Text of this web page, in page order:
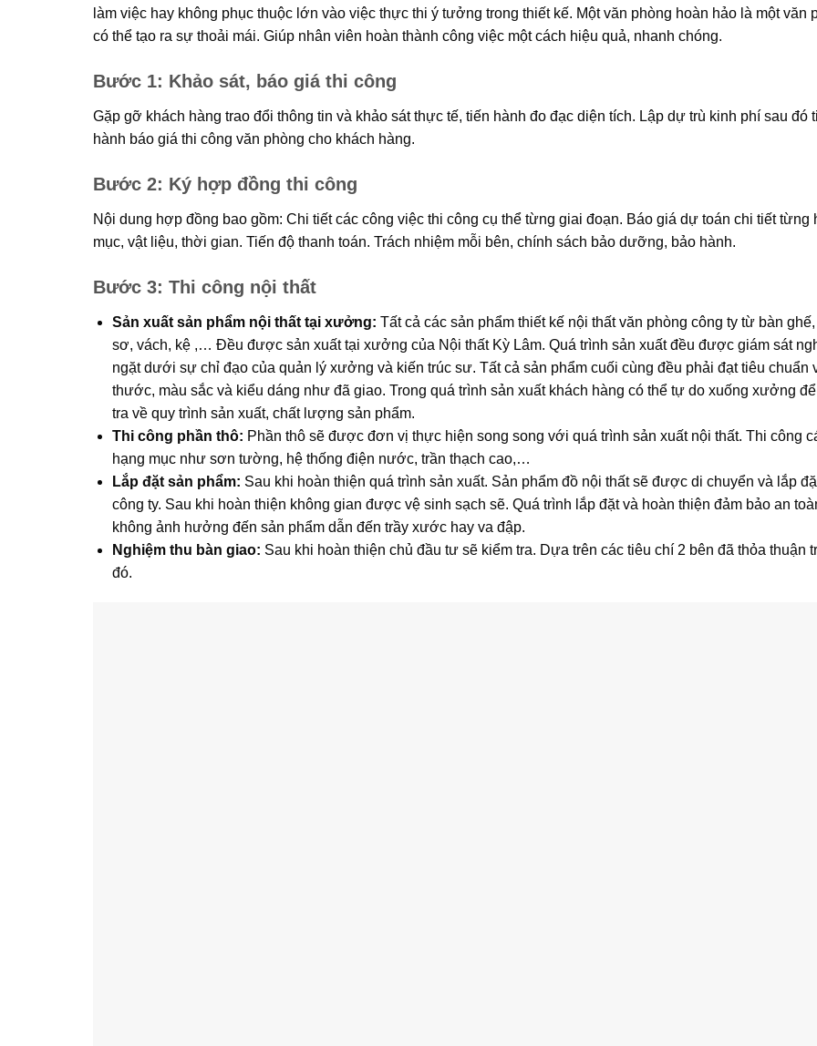
làm việc hay không phục thuộc lớn vào việc thực thi ý tưởng trong thiết kế. Một văn phòng hoàn hảo là một văn
có thể tạo ra sự thoải mái. Giúp nhân viên hoàn thành công việc một cách hiệu quả, nhanh chóng.
Bước 1: Khảo sát, báo giá thi công
Gặp gỡ khách hàng trao đổi thông tin và khảo sát thực tế, tiến hành đo đạc diện tích. Lập dự trù kinh phí sau đó
hành báo giá thi công văn phòng cho khách hàng.
Bước 2: Ký hợp đồng thi công
Nội dung hợp đồng bao gồm: Chi tiết các công việc thi công cụ thể từng giai đoạn. Báo giá dự toán chi tiết từng
mục, vật liệu, thời gian. Tiến độ thanh toán. Trách nhiệm mỗi bên, chính sách bảo dưỡng, bảo hành.
Bước 3: Thi công nội thất
Sản xuất sản phẩm nội thất tại xưởng: Tất cả các sản phẩm thiết kế nội thất văn phòng công ty từ bàn
sơ, vách, kệ ,… Đều được sản xuất tại xưởng của Nội thất Kỳ Lâm. Quá trình sản xuất đều được giám sát
ngặt dưới sự chỉ đạo của quản lý xưởng và kiến trúc sư. Tất cả sản phẩm cuối cùng đều phải đạt tiêu chuẩn
thước, màu sắc và kiểu dáng như đã giao. Trong quá trình sản xuất khách hàng có thể tự do xuống xưởng
tra về quy trình sản xuất, chất lượng sản phẩm.
Thi công phần thô: Phần thô sẽ được đơn vị thực hiện song song với quá trình sản xuất nội thất. Thi công
hạng mục như sơn tường, hệ thống điện nước, trần thạch cao,…
Lắp đặt sản phẩm: Sau khi hoàn thiện quá trình sản xuất. Sản phẩm đồ nội thất sẽ được di chuyển và lắp
công ty. Sau khi hoàn thiện không gian được vệ sinh sạch sẽ. Quá trình lắp đặt và hoàn thiện đảm bảo an
không ảnh hưởng đến sản phẩm dẫn đến trầy xước hay va đập.
Nghiệm thu bàn giao: Sau khi hoàn thiện chủ đầu tư sẽ kiểm tra. Dựa trên các tiêu chí 2 bên đã thỏa thuận
đó.